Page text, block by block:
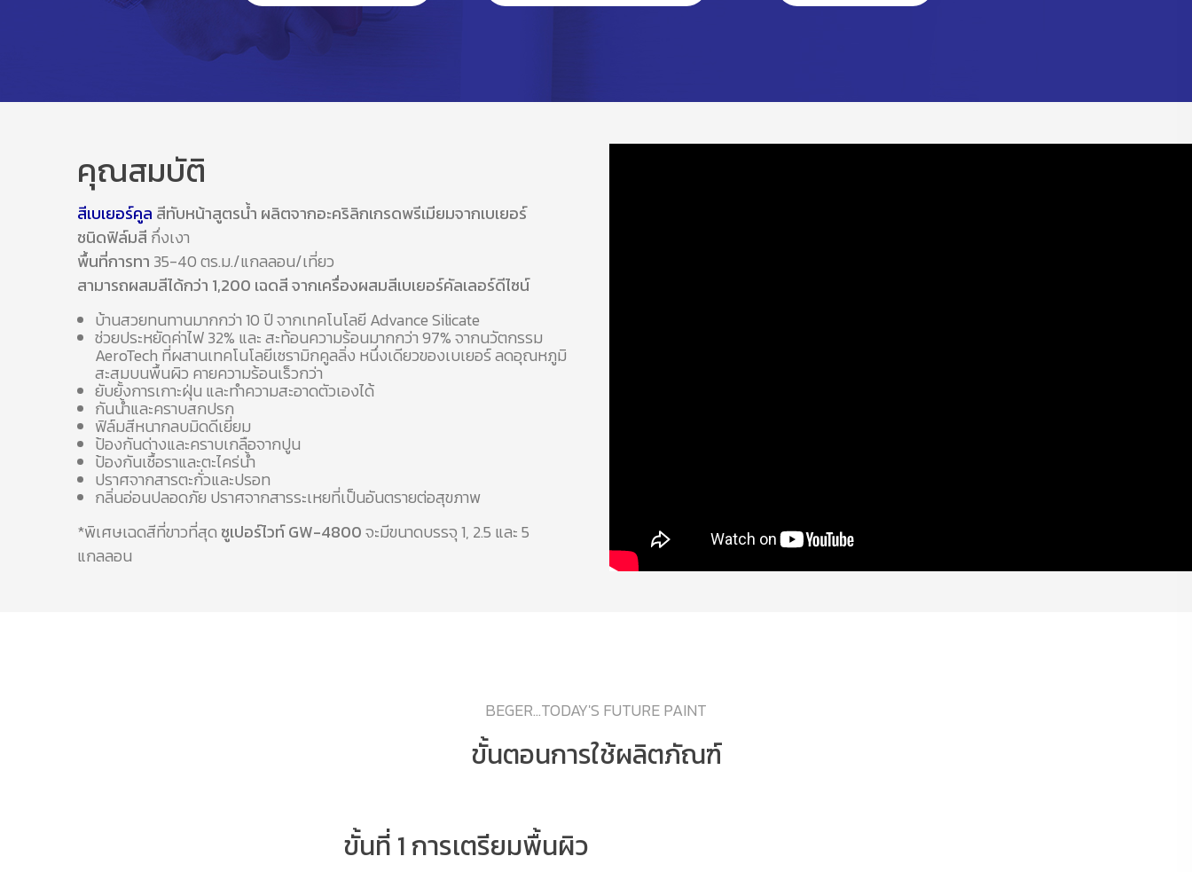
คุณสมบัติ
สีเบเยอร์คูล สีทับหน้าสูตรน้ำ ผลิตจากอะคริลิกเกรดพรีเมียมจากเบเยอร์
ชนิดฟิล์มสี กึ่งเงา
พื้นที่การทา 35-40 ตร.ม./แกลลอน/เที่ยว
สามารถผสมสีได้กว่า 1,200 เฉดสี จากเครื่องผสมสีเบเยอร์คัลเลอร์ดีไซน์
บ้านสวยทนทานมากกว่า 10 ปี จากเทคโนโลยี Advance Silicate
ช่วยประหยัดค่าไฟ 32% และ สะท้อนความร้อนมากกว่า 97% จากนวัตกรรม
AeroTech ที่ผสานเทคโนโลยีเซรามิกคูลลิ่ง หนึ่งเดียวของเบเยอร์ ลดอุณหภูมิ
สะสมบนพื้นผิว คายความร้อนเร็วกว่า
ยับยั้งการเกาะฝุ่น และทำความสะอาดตัวเองได้
กันน้ำและคราบสกปรก
ฟิล์มสีหนากลบมิดดีเยี่ยม
ป้องกันด่างและคราบเกลือจากปูน
ป้องกันเชื้อราและตะไคร่น้ำ
ปราศจากสารตะกั่วและปรอท
กลิ่นอ่อนปลอดภัย ปราศจากสารระเหยที่เป็นอันตรายต่อสุขภาพ
*พิเศษเฉดสีที่ขาวที่สุด ซูเปอร์ไวท์ GW-4800จะมีขนาดบรรจุ 1, 2.5 และ 5
แกลลอน
BEGER...TODAY'S FUTURE PAINT
ขั้นตอนการใช้ผลิตภัณฑ์
ขั้นที่ 1 การเตรียมพื้นผิว